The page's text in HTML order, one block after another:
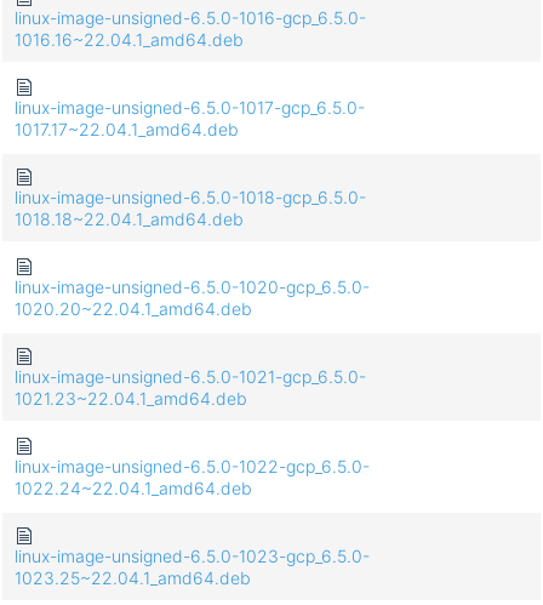
linux-image-unsigned-6.5.0-1016-gcp_6.5.0-
1016.16~22.04.1_amd64.deb
linux-image-unsigned-6.5.0-1017-gcp_6.5.0-
1017.17~22.04.1_amd64.deb
linux-image-unsigned-6.5.0-1018-gcp_6.5.0-
1018.18~22.04.1_amd64.deb
linux-image-unsigned-6.5.0-1020-gcp_6.5.0-
1020.20~22.04.1_amd64.deb
linux-image-unsigned-6.5.0-1021-gcp_6.5.0-
1021.23~22.04.1_amd64.deb
linux-image-unsigned-6.5.0-1022-gcp_6.5.0-
1022.24~22.04.1_amd64.deb
linux-image-unsigned-6.5.0-1023-gcp_6.5.0-
1023.25~22.04.1_amd64.deb